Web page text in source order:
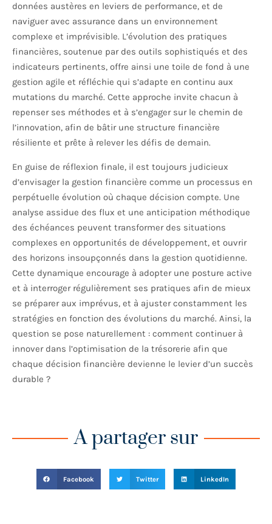
données austères en leviers de performance, et de
naviguer avec assurance dans un environnement
complexe et imprévisible. L’évolution des pratiques
financières, soutenue par des outils sophistiqués et des
indicateurs pertinents, offre ainsi une toile de fond à une
gestion agile et réfléchie qui s’adapte en continu aux
mutations du marché. Cette approche invite chacun à
repenser ses méthodes et à s’engager sur le chemin de
l’innovation, afin de bâtir une structure financière
résiliente et prête à relever les défis de demain.
En guise de réflexion finale, il est toujours judicieux
d’envisager la gestion financière comme un processus en
perpétuelle évolution où chaque décision compte. Une
analyse assidue des flux et une anticipation méthodique
des échéances peuvent transformer des situations
complexes en opportunités de développement, et ouvrir
des horizons insoupçonnés dans la gestion quotidienne.
Cette dynamique encourage à adopter une posture active
et à interroger régulièrement ses pratiques afin de mieux
se préparer aux imprévus, et à ajuster constamment les
stratégies en fonction des évolutions du marché. Ainsi, la
question se pose naturellement : comment continuer à
innover dans l’optimisation de la trésorerie afin que
chaque décision financière devienne le levier d’un succès
durable ?
A partager sur
Facebook Twitter LinkedIn